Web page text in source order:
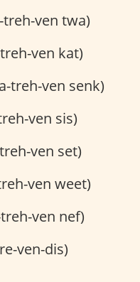
ven twa)
ven kat)
treh-ven senk)
ven sis)
ven set)
ven weet)
ven nef)
ven-dis)